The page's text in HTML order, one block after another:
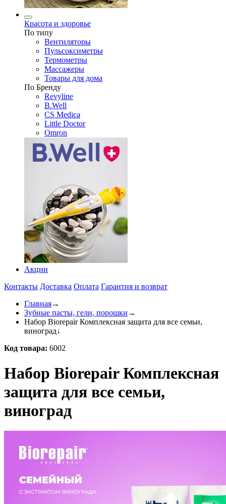
Красота и здоровье
По типу
Вентиляторы
Пульсоксиметры
Термометры
Массажеры
Товары для дома
По Бренду
Revyline
B.Well
CS Medica
Little Doctor
Omron
Акции
Контакты Доставка Оплата Гарантия и возврат
Главная→
Зубные пасты, гели, порошки →
Набор Biorepair Комплексная защита для все семьи,
виноград↓
Код товара: 6002
Набор Biorepair Комплексная
защита для все семьи,
виноград